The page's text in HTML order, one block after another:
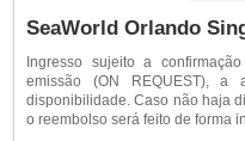
SeaWorld Orlando
Ingresso sujeito a
emissão (ON REQUEST), a
disponibilidade. Caso não haja
o reembolso será feito de forma